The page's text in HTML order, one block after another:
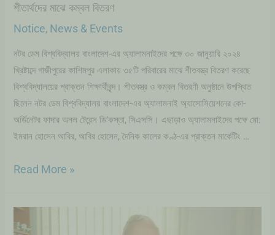
শীতার্থদের মাঝে কম্বল বিতরণ
Notice, News & Events
নটর ডেম বিশ্ববিদ্যালয় বাংলাদেশ-এর অ্যালামনাইদের পক্ষে ৩০ জানুয়ারি ২০২৪
খ্রিষ্টাব্দে গাজীপুরের কাশিমপুর এলাকায় ৩৫টি পরিবারের মাঝে শীতবস্ত্র বিতরণ করেছে
বিশ্ববিদ্যালয়ের প্রাক্তন শিক্ষার্থীবৃন্দ। শীতবস্ত্র ও কম্বল বিতরণী অনুষ্ঠানে উপস্থিত
ছিলেন নটর ডেম বিশ্ববিদ্যালয় বাংলাদেশ-এর অ্যালামনাই অ্যাসোসিয়েশনের কো-
অর্ডিনেটর ফাদার অনল টেরেন্স ডি’কস্তা, সিএসসি। এছাড়াও অ্যালামনাইদের পক্ষে মো:
ইমরান হোসেন আবির, আবির হোসেন, দৈনিক কালের কণ্ঠ-এর প্রাক্তন মার্কেটিং …
Read More »